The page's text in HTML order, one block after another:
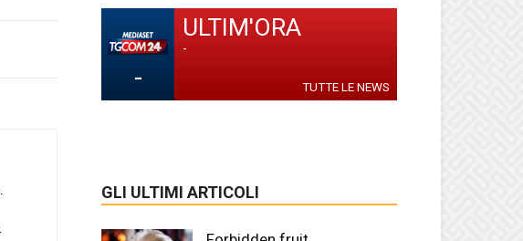
-
ULTIM'ORA
-
TUTTE LE NEWS
GLI ULTIMI ARTICOLI